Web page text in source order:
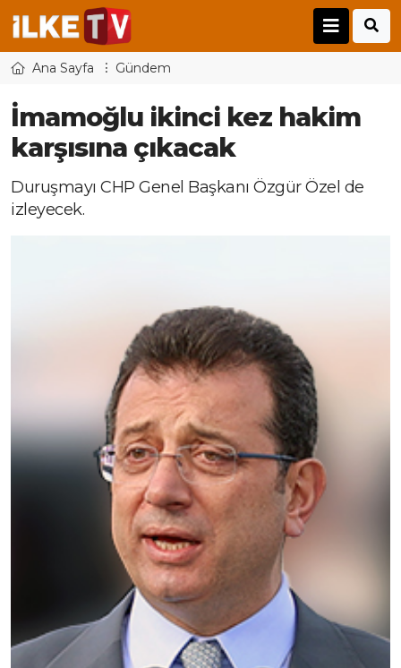
Ana Sayfa Gündem
İmamoğlu ikinci kez hakim
karşısına çıkacak
Duruşmayı CHP Genel Başkanı Özgür Özel de
izleyecek.